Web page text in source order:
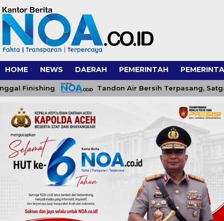
HOME NEWS DAERAH PEMERINTAH
Tandon Air Bersih Terpasang, Satgas